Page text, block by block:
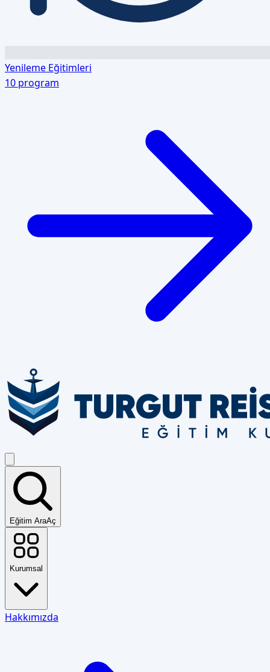
Yenileme Eğitimleri
10 program
Eğitim AraAç
Kurumsal
Hakkımızda